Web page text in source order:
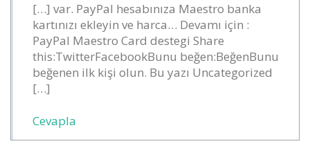
[…] var. PayPal hesabınıza Maestro banka
kartınızı ekleyin ve harca… Devamı için :
PayPal Maestro Card destegi Share
this:TwitterFacebookBunu beğen:BeğenBunu
beğenen ilk kişi olun. Bu yazı Uncategorized
[…]
Cevapla